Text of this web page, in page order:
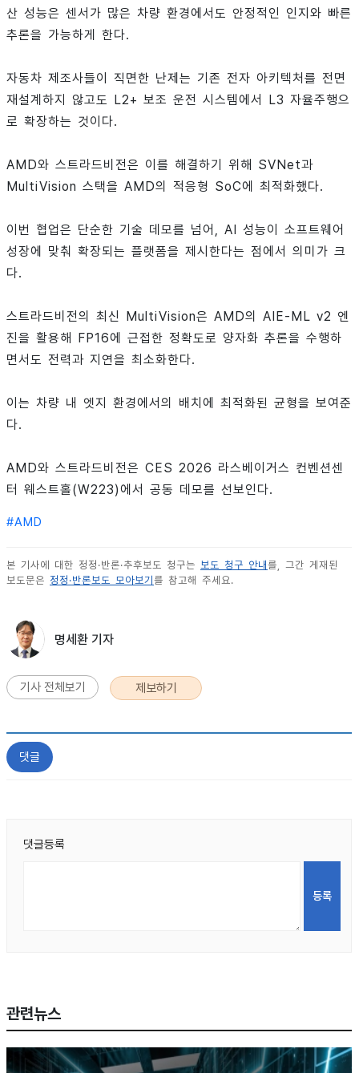
산 성능은 센서가 많은 차량 환경에서도 안정적인 인지와 빠른
추론을 가능하게 한다.
자동차 제조사들이 직면한 난제는 기존 전자 아키텍처를 전면
재설계하지 않고도 L2+ 보조 운전 시스템에서 L3 자율주행으
로 확장하는 것이다.
AMD와 스트라드비전은 이를 해결하기 위해 SVNet과
MultiVision 스택을 AMD의 적응형 SoC에 최적화했다.
이번 협업은 단순한 기술 데모를 넘어, AI 성능이 소프트웨어
성장에 맞춰 확장되는 플랫폼을 제시한다는 점에서 의미가 크
다.
스트라드비전의 최신 MultiVision은 AMD의 AIE-ML v2 엔
진을 활용해 FP16에 근접한 정확도로 양자화 추론을 수행하
면서도 전력과 지연을 최소화한다.
이는 차량 내 엣지 환경에서의 배치에 최적화된 균형을 보여준
다.
AMD와 스트라드비전은 CES 2026 라스베이거스 컨벤션센
터 웨스트홀(W223)에서 공동 데모를 선보인다.
#AMD
본 기사에 대한 정정·반론·추후보도 청구는 보도 청구 안내 를, 그간 게재된
보도문은 정정·반론보도 모아보기 를 참고해 주세요.
명세환 기자
기사 전체보기 제보하기
댓글
댓글등록
관련뉴스